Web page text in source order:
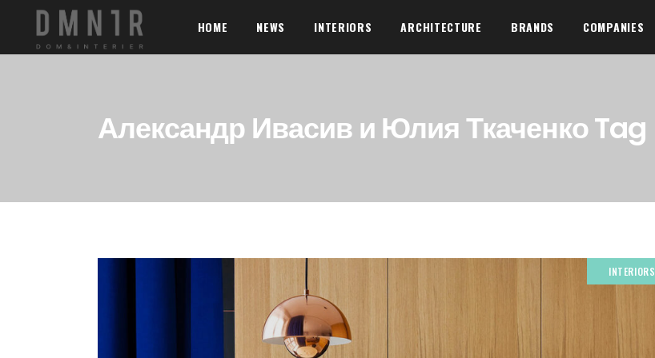
HOME NEWS INTERIORS ARCHITECTURE BRANDS COMPANIES
Александр Ивасив и Юлия Ткаченко Tag
INTERIORS